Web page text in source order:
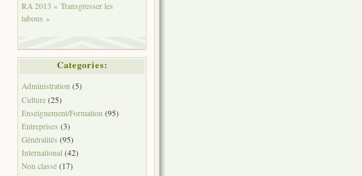
RA 2013 « Transgresser les
tabous »
Categories:
Administration (5)
Culture (25)
Enseignement/Formation (95)
Entreprises (3)
Généralités (95)
International (42)
Non classé (17)